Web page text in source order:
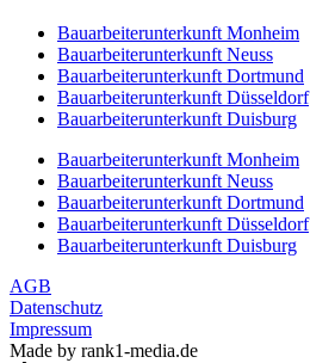
Bauarbeiterunterkunft Monheim
Bauarbeiterunterkunft Neuss
Bauarbeiterunterkunft Dortmund
Bauarbeiterunterkunft Düsseldorf
Bauarbeiterunterkunft Duisburg
Bauarbeiterunterkunft Monheim
Bauarbeiterunterkunft Neuss
Bauarbeiterunterkunft Dortmund
Bauarbeiterunterkunft Düsseldorf
Bauarbeiterunterkunft Duisburg
AGB
Datenschutz
Impressum
Made by rank1-media.de